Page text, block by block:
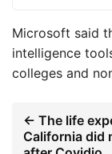
Microsoft said
intelligence
colleges and
← The life
California did